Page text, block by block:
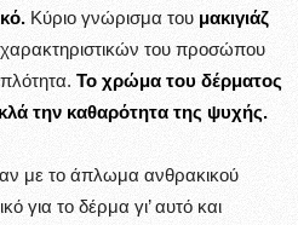
Κύριο γνώρισμα του μακιγιάζ
του προσώπου
Το χρώμα του δέρματος
την καθαρότητα της ψυχής.
με το άπλωμα ανθρακικού
για το δέρμα γι’ αυτό και